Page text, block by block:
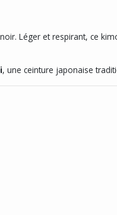
Léger et respirant, ce
, une ceinture japonaise